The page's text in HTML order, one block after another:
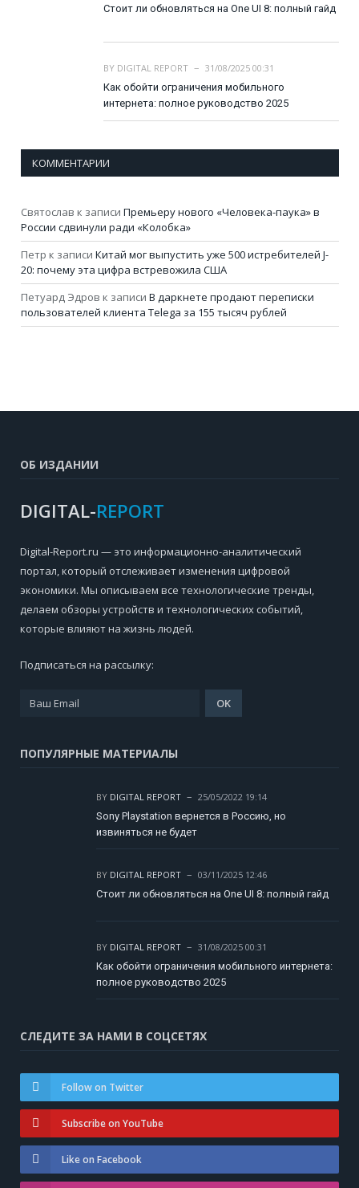
Стоит ли обновляться на One UI 8: полный гайд
BY DIGITAL REPORT
31/08/2025 00:31
Как обойти ограничения мобильного
интернета: полное руководство 2025
КОММЕНТАРИИ
Святослав к записи Премьеру нового «Человека-паука» в
России сдвинули ради «Колобка»
Петр к записи Китай мог выпустить уже 500 истребителей J-
20: почему эта цифра встревожила США
Петуард Эдров к записи В даркнете продают переписки
пользователей клиента Telega за 155 тысяч рублей
ОБ ИЗДАНИИ
DIGITAL-REPORT
Digital-Report.ru — это информационно-аналитический
портал, который отслеживает изменения цифровой
экономики. Мы описываем все технологические тренды,
делаем обзоры устройств и технологических событий,
которые влияют на жизнь людей.
Подписаться на рассылку:
ПОПУЛЯРНЫЕ МАТЕРИАЛЫ
BY DIGITAL REPORT
25/05/2022 19:14
Sony Playstation вернется в Россию, но
извиняться не будет
BY DIGITAL REPORT
03/11/2025 12:46
Стоит ли обновляться на One UI 8: полный гайд
BY DIGITAL REPORT
31/08/2025 00:31
Как обойти ограничения мобильного интернета:
полное руководство 2025
СЛЕДИТЕ ЗА НАМИ В СОЦСЕТЯХ
Follow on Twitter
Subscribe on YouTube
Like on Facebook